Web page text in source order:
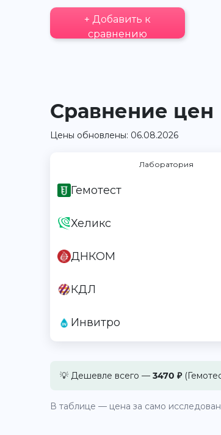
+ Добавить к
сравнению
Сравнение цен
Цены обновлены: 06.08.2026
Лаборатория
Гемотест
Хеликс
ДНКОМ
КДЛ
Инвитро
💡 Дешевле всего —3470 ₽
В таблице — цена за само